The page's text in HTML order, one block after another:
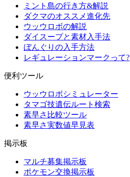
ミント島の行き方&解説
ダクマのオススメ進化先
ウッウロボの解説
ダイスープと素材入手法
ぼんぐりの入手方法
レギュレーションマークって?
便利ツール
ウッウロボシミュレーター
タマゴ技遺伝ルート検索
素早さ比較ツール
素早さ実数値早見表
掲示板
マルチ募集掲示板
ポケモン交換掲示板